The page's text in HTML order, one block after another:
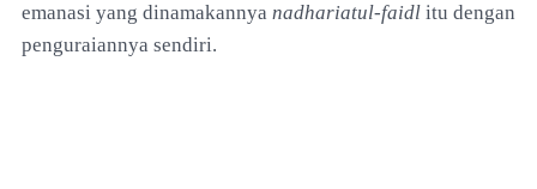
emanasi yang dinamakannya nadhariatul-faidl itu dengan
penguraiannya sendiri.